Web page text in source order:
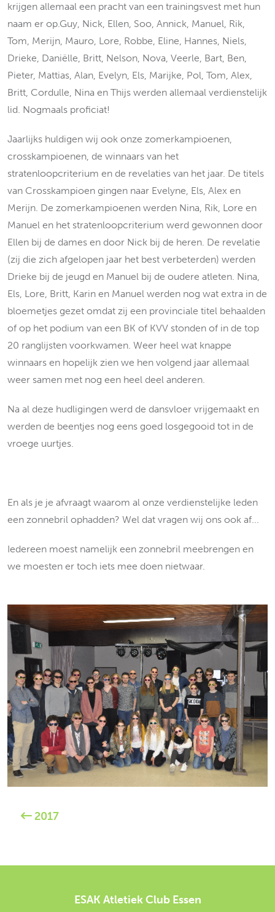
krijgen allemaal een pracht van een trainingsvest met hun
naam er op.Guy, Nick, Ellen, Soo, Annick, Manuel, Rik,
Tom, Merijn, Mauro, Lore, Robbe, Eline, Hannes, Niels,
Drieke, Daniëlle, Britt, Nelson, Nova, Veerle, Bart, Ben,
Pieter, Mattias, Alan, Evelyn, Els, Marijke, Pol, Tom, Alex,
Britt, Cordulle, Nina en Thijs werden allemaal verdienstelijk
lid. Nogmaals proficiat!
Jaarlijks huldigen wij ook onze zomerkampioenen,
crosskampioenen, de winnaars van het
stratenloopcriterium en de revelaties van het jaar. De titels
van Crosskampioen gingen naar Evelyne, Els, Alex en
Merijn. De zomerkampioenen werden Nina, Rik, Lore en
Manuel en het stratenloopcriterium werd gewonnen door
Ellen bij de dames en door Nick bij de heren. De revelatie
(zij die zich afgelopen jaar het best verbeterden) werden
Drieke bij de jeugd en Manuel bij de oudere atleten. Nina,
Els, Lore, Britt, Karin en Manuel werden nog wat extra in de
bloemetjes gezet omdat zij een provinciale titel behaalden
of op het podium van een BK of KVV stonden of in de top
20 ranglijsten voorkwamen. Weer heel wat knappe
winnaars en hopelijk zien we hen volgend jaar allemaal
weer samen met nog een heel deel anderen.
Na al deze hudligingen werd de dansvloer vrijgemaakt en
werden de beentjes nog eens goed losgegooid tot in de
vroege uurtjes.
En als je je afvraagt waarom al onze verdienstelijke leden
een zonnebril ophadden? Wel dat vragen wij ons ook af...
Iedereen moest namelijk een zonnebril meebrengen en
we moesten er toch iets mee doen nietwaar.
2017
ESAK Atletiek Club Essen